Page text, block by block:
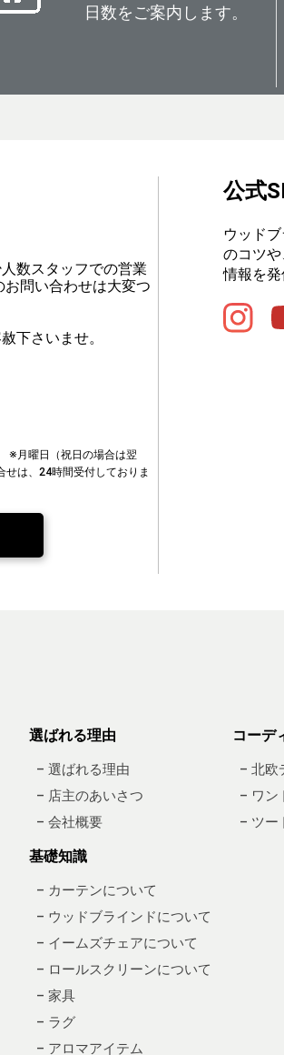
日数をご案内します。
数スタッフでの営業
問い合わせは大変つ
下さいませ。
※月曜日（祝日の場合は翌
は、24時間受付しておりま
公式
ウッド
のコツ
情報を発
選ばれる理由
– 選ばれる理由
– 店主のあいさつ
– 会社概要
基礎知識
– カーテンについて
– ウッドブラインドについて
– イームズチェアについて
– ロールスクリーンについて
– 家具
– ラグ
– アロマアイテム
コーデ
– 北欧
– ワン
– ツー